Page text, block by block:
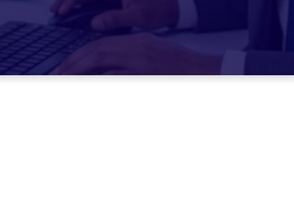
FAMILIALE DES PME